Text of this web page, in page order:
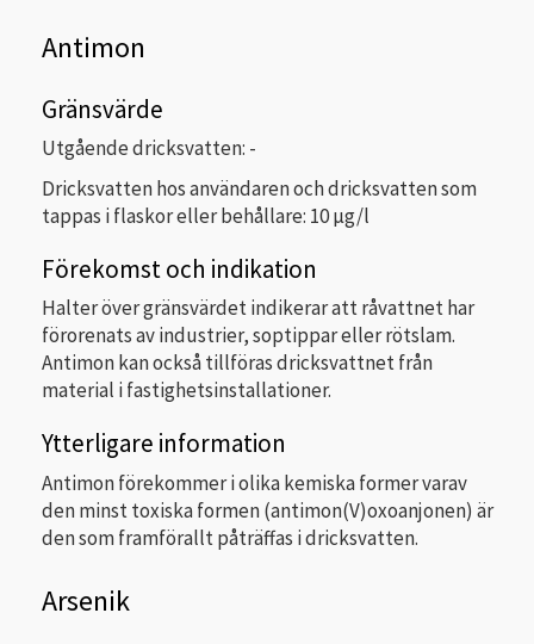
Antimon
Gränsvärde
Utgående dricksvatten: -
Dricksvatten hos användaren och dricksvatten som
tappas i flaskor eller behållare: 10 µg/l
Förekomst och indikation
Halter över gränsvärdet indikerar att råvattnet har
förorenats av industrier, soptippar eller rötslam.
Antimon kan också tillföras dricksvattnet från
material i fastighetsinstallationer.
Ytterligare information
Antimon förekommer i olika kemiska former varav
den minst toxiska formen (antimon(V)oxoanjonen) är
den som framförallt påträffas i dricksvatten.
Arsenik